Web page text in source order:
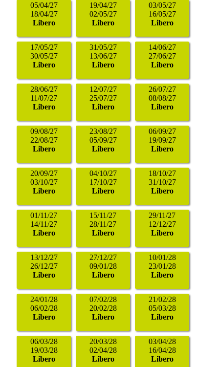
05/04/27
18/04/27
Libero
19/04/27
02/05/27
Libero
03/05/27
16/05/27
Libero
17/05/27
30/05/27
Libero
31/05/27
13/06/27
Libero
14/06/27
27/06/27
Libero
28/06/27
11/07/27
Libero
12/07/27
25/07/27
Libero
26/07/27
08/08/27
Libero
09/08/27
22/08/27
Libero
23/08/27
05/09/27
Libero
06/09/27
19/09/27
Libero
20/09/27
03/10/27
Libero
04/10/27
17/10/27
Libero
18/10/27
31/10/27
Libero
01/11/27
14/11/27
Libero
15/11/27
28/11/27
Libero
29/11/27
12/12/27
Libero
13/12/27
26/12/27
Libero
27/12/27
09/01/28
Libero
10/01/28
23/01/28
Libero
24/01/28
06/02/28
Libero
07/02/28
20/02/28
Libero
21/02/28
05/03/28
Libero
06/03/28
19/03/28
Libero
20/03/28
02/04/28
Libero
03/04/28
16/04/28
Libero